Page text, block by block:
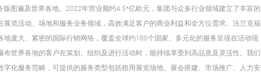
图遍及世界各地。2022年营业额约4.5*亿欧元，集团与众多行业领域建立了丰富的
展览活动、场地和服务业务领域，高效满足客户的商业利益和全方位需求。法兰克福
地庞大、紧密的国际行销网络，覆盖全球约180个国家。多元化的服务呈现在活动现
布世界各地的客户在策划、组织及进行活动时，能持续享受到高品质及灵活性。我们
字化服务范畴，可提供的服务类型包括租用展览场地、展会搭建、市场推广、人力安